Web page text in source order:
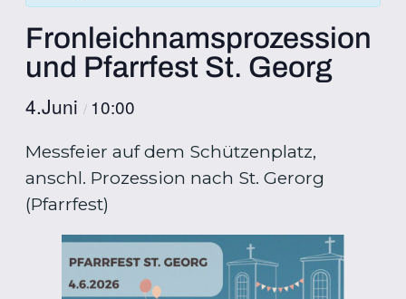
Fronleichnamsprozession
und Pfarrfest St. Georg
4.Juni / 10:00
Messfeier auf dem Schützenplatz,
anschl. Prozession nach St. Gerorg
(Pfarrfest)